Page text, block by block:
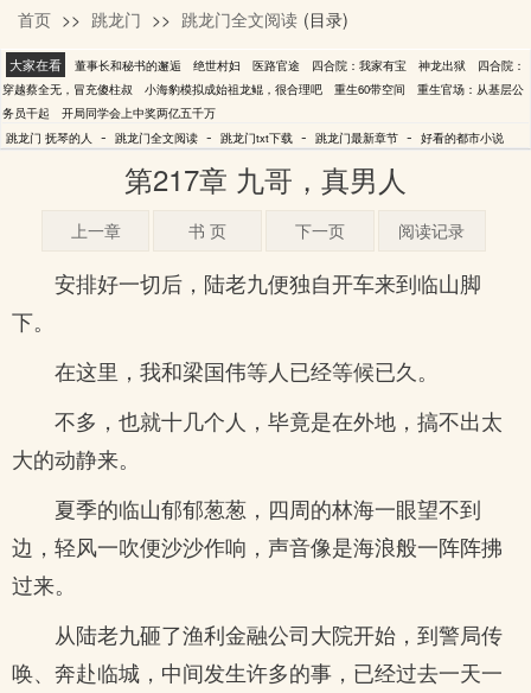
抚琴的人
首页 >> 跳龙门 >> 跳龙门全文阅读 (目录)
大家在看 董事长和秘书的邂逅 绝世村妇 医路官途 四合院：我家有宝 神龙出狱
四合院：
穿越蔡全无，冒充傻柱叔
小海豹模拟成始祖龙鲲，很合理吧 重生60带空间
重生官场：从基层公
务员干起
开局同学会上中奖两亿五千万
跳龙门 抚琴的人
- 跳龙门全文阅读 - 跳龙门txt下载 - 跳龙门最新章节 - 好看的都市小说
第217章 九哥，真男人
上一章 书 页 下一页 阅读记录
安排好一切后，陆老九便独自开车来到临山脚
下。
在这里，我和梁国伟等人已经等候已久。
不多，也就十几个人，毕竟是在外地，搞不出太
大的动静来。
夏季的临山郁郁葱葱，四周的林海一眼望不到
边，轻风一吹便沙沙作响，声音像是海浪般一阵阵拂
过来。
从陆老九砸了渔利金融公司大院开始，到警局传
唤、奔赴临城，中间发生许多的事，已经过去一天一